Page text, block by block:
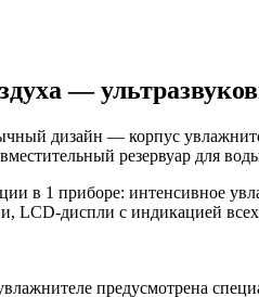
—
дизайн — корпус
резервуар для
в 1 приборе: интенсивное
LCD-диспли с индикацией
предусмотрена